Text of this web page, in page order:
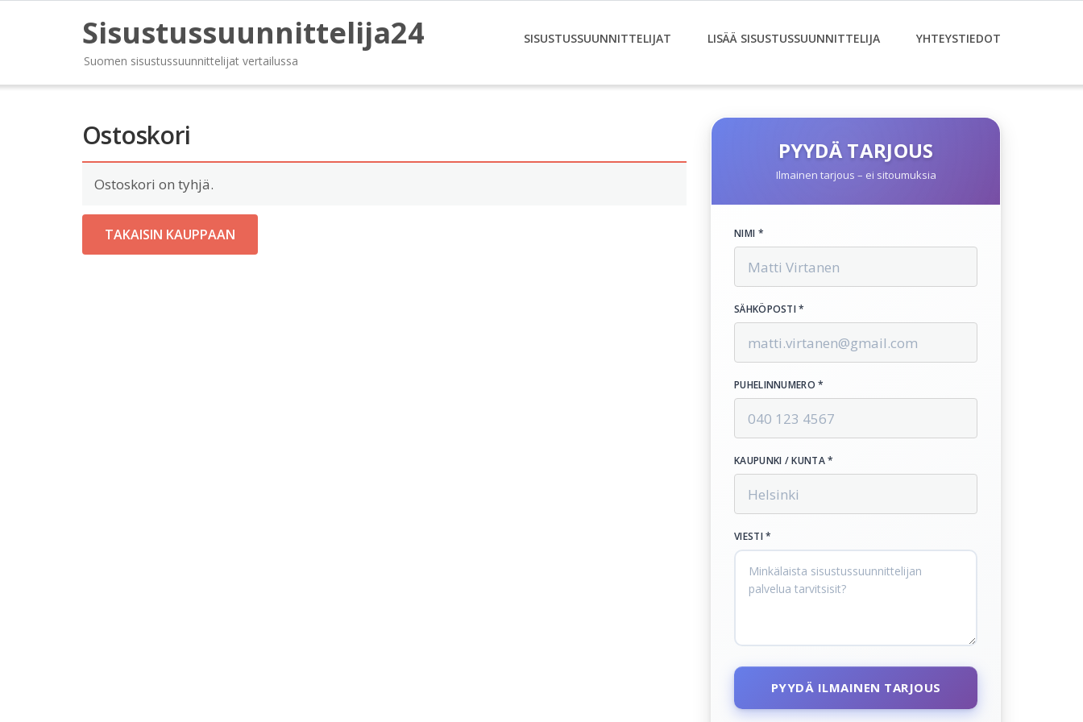
Sisustussuunnittelija24
Suomen sisustussuunnittelijat vertailussa
SISUSTUSSUUNNITTELIJAT LISÄÄ SISUSTUSSUUNNITTELIJA YHTEYSTIEDOT
Ostoskori
Ostoskori on tyhjä.
TAKAISIN KAUPPAAN
PYYDÄ TARJOUS
Ilmainen tarjous – ei sitoumuksia
NIMI *
SÄHKÖPOSTI *
PUHELINNUMERO *
KAUPUNKI / KUNTA *
VIESTI *
PYYDÄ ILMAINEN TARJOUS